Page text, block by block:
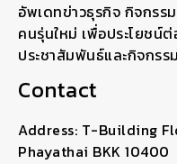
อัพเดทข่าวธุรกิจ กิจกรร
คนรุ่นใหม่ เพื่อประโยชน์
ประชาสัมพันธ์และกิจกรร
Contact
Address: T-Building
Phayathai BKK 10400